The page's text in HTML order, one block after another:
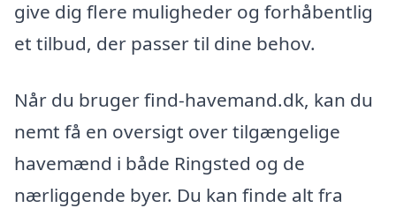
give dig flere muligheder og forhåbentlig
et tilbud, der passer til dine behov.
Når du bruger find-havemand.dk, kan du
nemt få en oversigt over tilgængelige
havemænd i både Ringsted og de
nærliggende byer. Du kan finde alt fra